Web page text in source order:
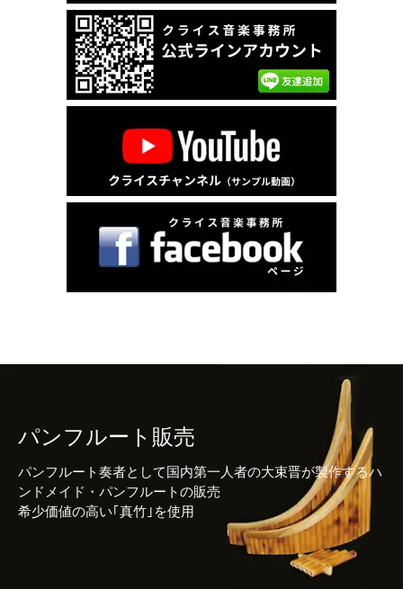
パンフルート販売
パンフルート奏者として国内第一人者の大束晋が製作するハ
ンドメイド・パンフルートの販売
希少価値の高い｢真竹｣を使用